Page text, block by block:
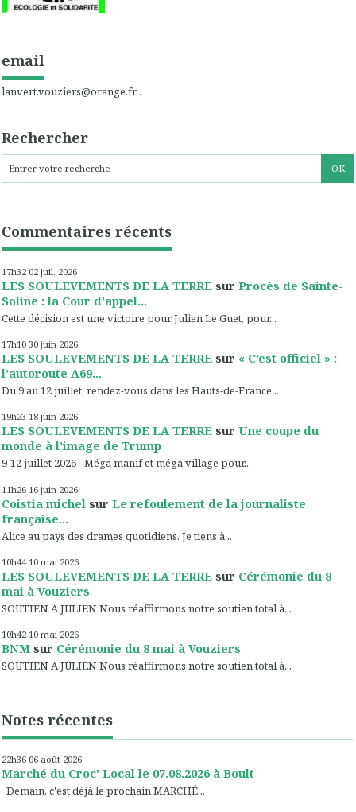
email
lanvert.vouziers@orange.fr .
Rechercher
Commentaires récents
17h32 02 juil. 2026
LES SOULEVEMENTS DE LA TERRE sur Procès de Sainte-
Soline : la Cour d'appel...
Cette décision est une victoire pour Julien Le Guet, pour...
17h10 30 juin 2026
LES SOULEVEMENTS DE LA TERRE sur « C’est officiel » :
l’autoroute A69...
Du 9 au 12 juillet, rendez-vous dans les Hauts-de-France...
19h23 18 juin 2026
LES SOULEVEMENTS DE LA TERRE sur Une coupe du
monde à l’image de Trump
9-12 juillet 2026 - Méga manif et méga village pour...
11h26 16 juin 2026
Coistia michel sur Le refoulement de la journaliste
française...
Alice au pays des drames quotidiens. Je tiens à...
10h44 10 mai 2026
LES SOULEVEMENTS DE LA TERRE sur Cérémonie du 8
mai à Vouziers
SOUTIEN A JULIEN Nous réaffirmons notre soutien total à...
10h42 10 mai 2026
BNM sur Cérémonie du 8 mai à Vouziers
SOUTIEN A JULIEN Nous réaffirmons notre soutien total à...
Notes récentes
22h36 06 août 2026
Marché du Croc' Local le 07.08.2026 à Boult
Demain, c'est déjà le prochain MARCHÉ...